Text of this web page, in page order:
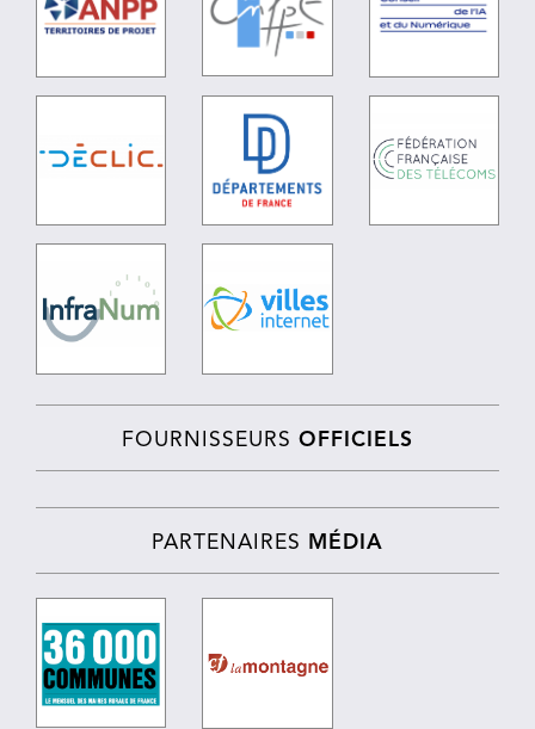
FOURNISSEURS OFFICIELS
PARTENAIRES MÉDIA